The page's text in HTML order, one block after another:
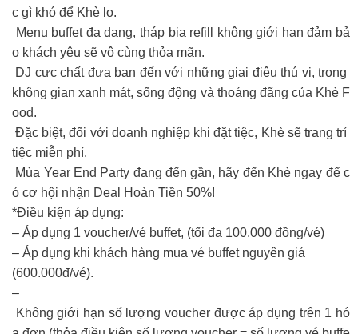
c gì khó để Khè lo.
Menu buffet đa dạng, tháp bia refill không giới hạn đảm bả
o khách yêu sẽ vô cùng thỏa mãn.
DJ cực chất đưa bạn đến với những giai điệu thú vị, trong
không gian xanh mát, sống động và thoáng đãng của Khè F
ood.
Đặc biệt, đối với doanh nghiệp khi đặt tiệc, Khè sẽ trang trí
tiệc miễn phí.
Mùa Year End Party đang đến gần, hãy đến Khè ngay để c
ó cơ hội nhận Deal Hoàn Tiền 50%!
*Điều kiện áp dụng:
– Áp dụng 1 voucher/vé buffet, (tối đa 100.000 đồng/vé)
– Áp dụng khi khách hàng mua vé buffet nguyên giá
(600.000đ/vé).
–
Không giới hạn số lượng voucher được áp dụng trên 1 hó